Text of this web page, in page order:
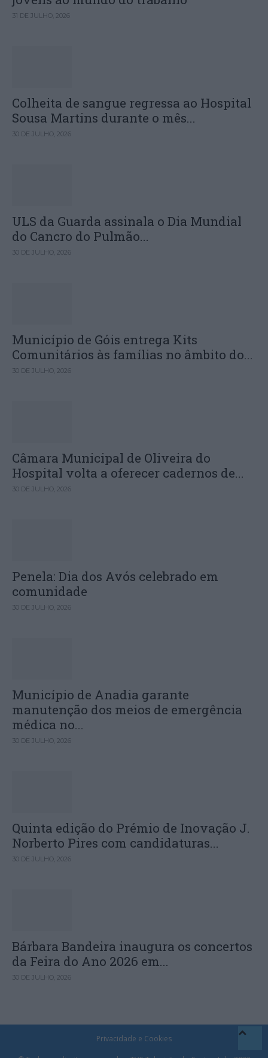
31 DE JULHO, 2026
Colheita de sangue regressa ao Hospital
Sousa Martins durante o mês...
30 DE JULHO, 2026
ULS da Guarda assinala o Dia Mundial
do Cancro do Pulmão...
30 DE JULHO, 2026
Município de Góis entrega Kits
Comunitários às famílias no âmbito do...
30 DE JULHO, 2026
Câmara Municipal de Oliveira do
Hospital volta a oferecer cadernos de...
30 DE JULHO, 2026
Penela: Dia dos Avós celebrado em
comunidade
30 DE JULHO, 2026
Município de Anadia garante
manutenção dos meios de emergência
médica no...
30 DE JULHO, 2026
Quinta edição do Prémio de Inovação J.
Norberto Pires com candidaturas...
30 DE JULHO, 2026
Bárbara Bandeira inaugura os concertos
da Feira do Ano 2026 em...
30 DE JULHO, 2026
Privacidade e Cookies